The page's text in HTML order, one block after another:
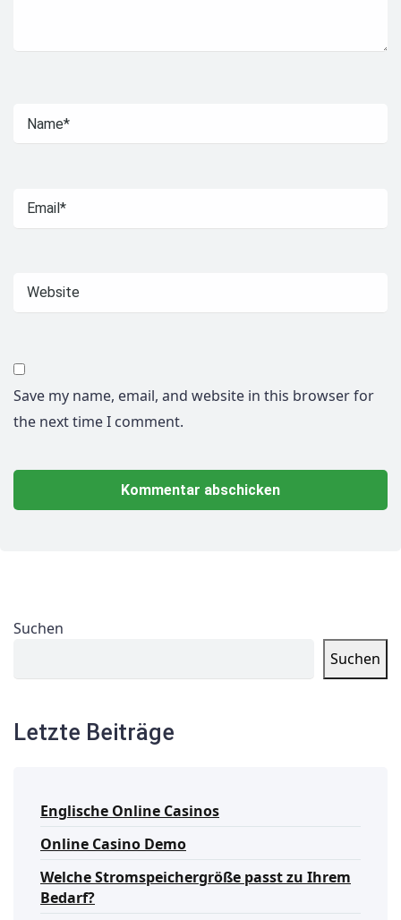
Save my name, email, and website in this browser for
the next time I comment.
Suchen
Suchen
Letzte Beiträge
Englische Online Casinos
Online Casino Demo
Welche Stromspeichergröße passt zu Ihrem
Bedarf?